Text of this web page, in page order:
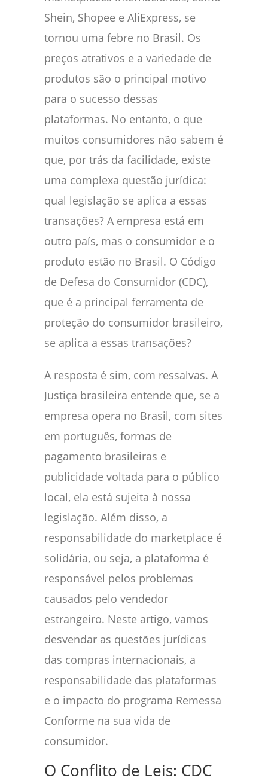
Shein, Shopee e AliExpress, se
tornou uma febre no Brasil. Os
preços atrativos e a variedade de
produtos são o principal motivo
para o sucesso dessas
plataformas. No entanto, o que
muitos consumidores não sabem é
que, por trás da facilidade, existe
uma complexa questão jurídica:
qual legislação se aplica a essas
transações? A empresa está em
outro país, mas o consumidor e o
produto estão no Brasil. O Código
de Defesa do Consumidor (CDC),
que é a principal ferramenta de
proteção do consumidor brasileiro,
se aplica a essas transações?
A resposta é sim, com ressalvas. A
Justiça brasileira entende que, se a
empresa opera no Brasil, com sites
em português, formas de
pagamento brasileiras e
publicidade voltada para o público
local, ela está sujeita à nossa
legislação. Além disso, a
responsabilidade do marketplace é
solidária, ou seja, a plataforma é
responsável pelos problemas
causados pelo vendedor
estrangeiro. Neste artigo, vamos
desvendar as questões jurídicas
das compras internacionais, a
responsabilidade das plataformas
e o impacto do programa Remessa
Conforme na sua vida de
consumidor.
O Conflito de Leis: CDC